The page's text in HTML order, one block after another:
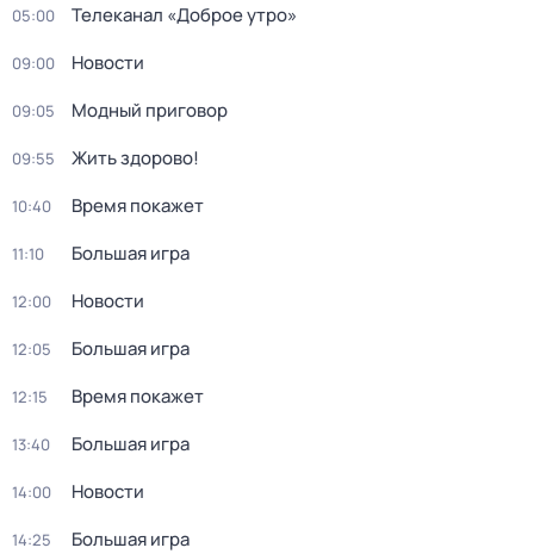
05:00 Телеканал «Доброе утро»
09:00 Новости
09:05 Модный приговор
09:55 Жить здорово!
10:40 Время покажет
11:10 Большая игра
12:00 Новости
12:05 Большая игра
12:15 Время покажет
13:40 Большая игра
14:00 Новости
14:25 Большая игра